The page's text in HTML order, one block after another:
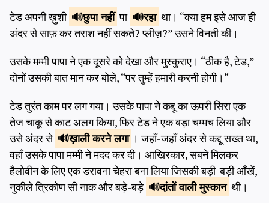
टेड अपनी ख़ुशी
छुपा नहीं पा रहा था। “क्या हम इसे आज ही
अंदर से साफ़ कर तराश नहीं सकते? प्लीज़?” उसने विनती की।
उसके मम्मी पापा ने एक दूसरे को देखा और मुस्कुराए। “ठीक है, टेड,”
दोनों उसकी बात मान कर बोले, “पर तुम्हें हमारी करनी होगी।“
टेड तुरंत काम पर लग गया। उसके पापा ने कद्दू का ऊपरी सिरा एक
तेज चाकू से काट अलग किया, फिर टेड ने एक बड़ा चम्मच लिया और
उसे अंदर से
ख़ालीकरने लगा । जहाँ-जहाँ अंदर से कद्दू सख्त था,
वहाँ उसके पापा मम्मी ने मदद कर दी। आखिरकार, सबने मिलकर
हैलोवीन के लिए एक डरावना चेहरा बना लिया जिसकी बड़ी-बड़ी आँखें,
नुकीले त्रिकोण सी नाक और बड़े-बड़े
दांतों वालीमुस्कान थी।